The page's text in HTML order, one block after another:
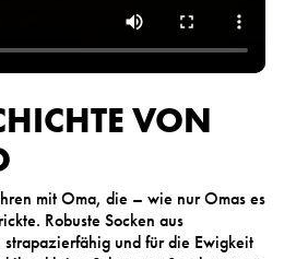
VON
mit Oma, die – wie nur Omas es
Robuste Socken aus
und für die Ewigkeit